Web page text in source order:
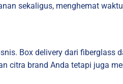
sekaligus, menghemat
Box delivery dari
citra brand Anda tetapi juga